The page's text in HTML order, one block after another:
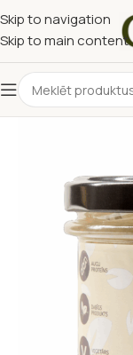
Skip to navigation
Skip to main content